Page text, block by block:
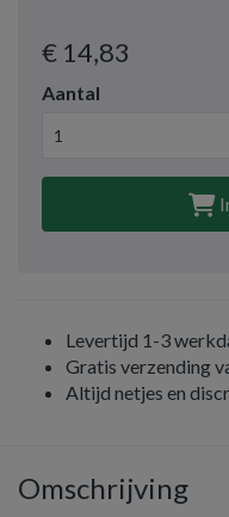
€ 14,83
Aantal
Levertijd 1-3
Gratis verzending
Altijd netjes en
Omschrijving